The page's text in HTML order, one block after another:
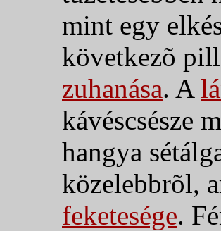
mint egy
következõ
zuhanása. A
kávéscsésze
hangya
közelebbrõl,
feketesége.